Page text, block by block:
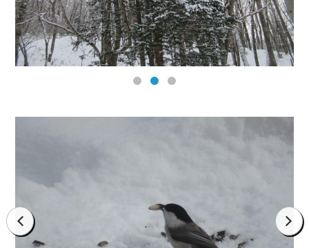
prev next